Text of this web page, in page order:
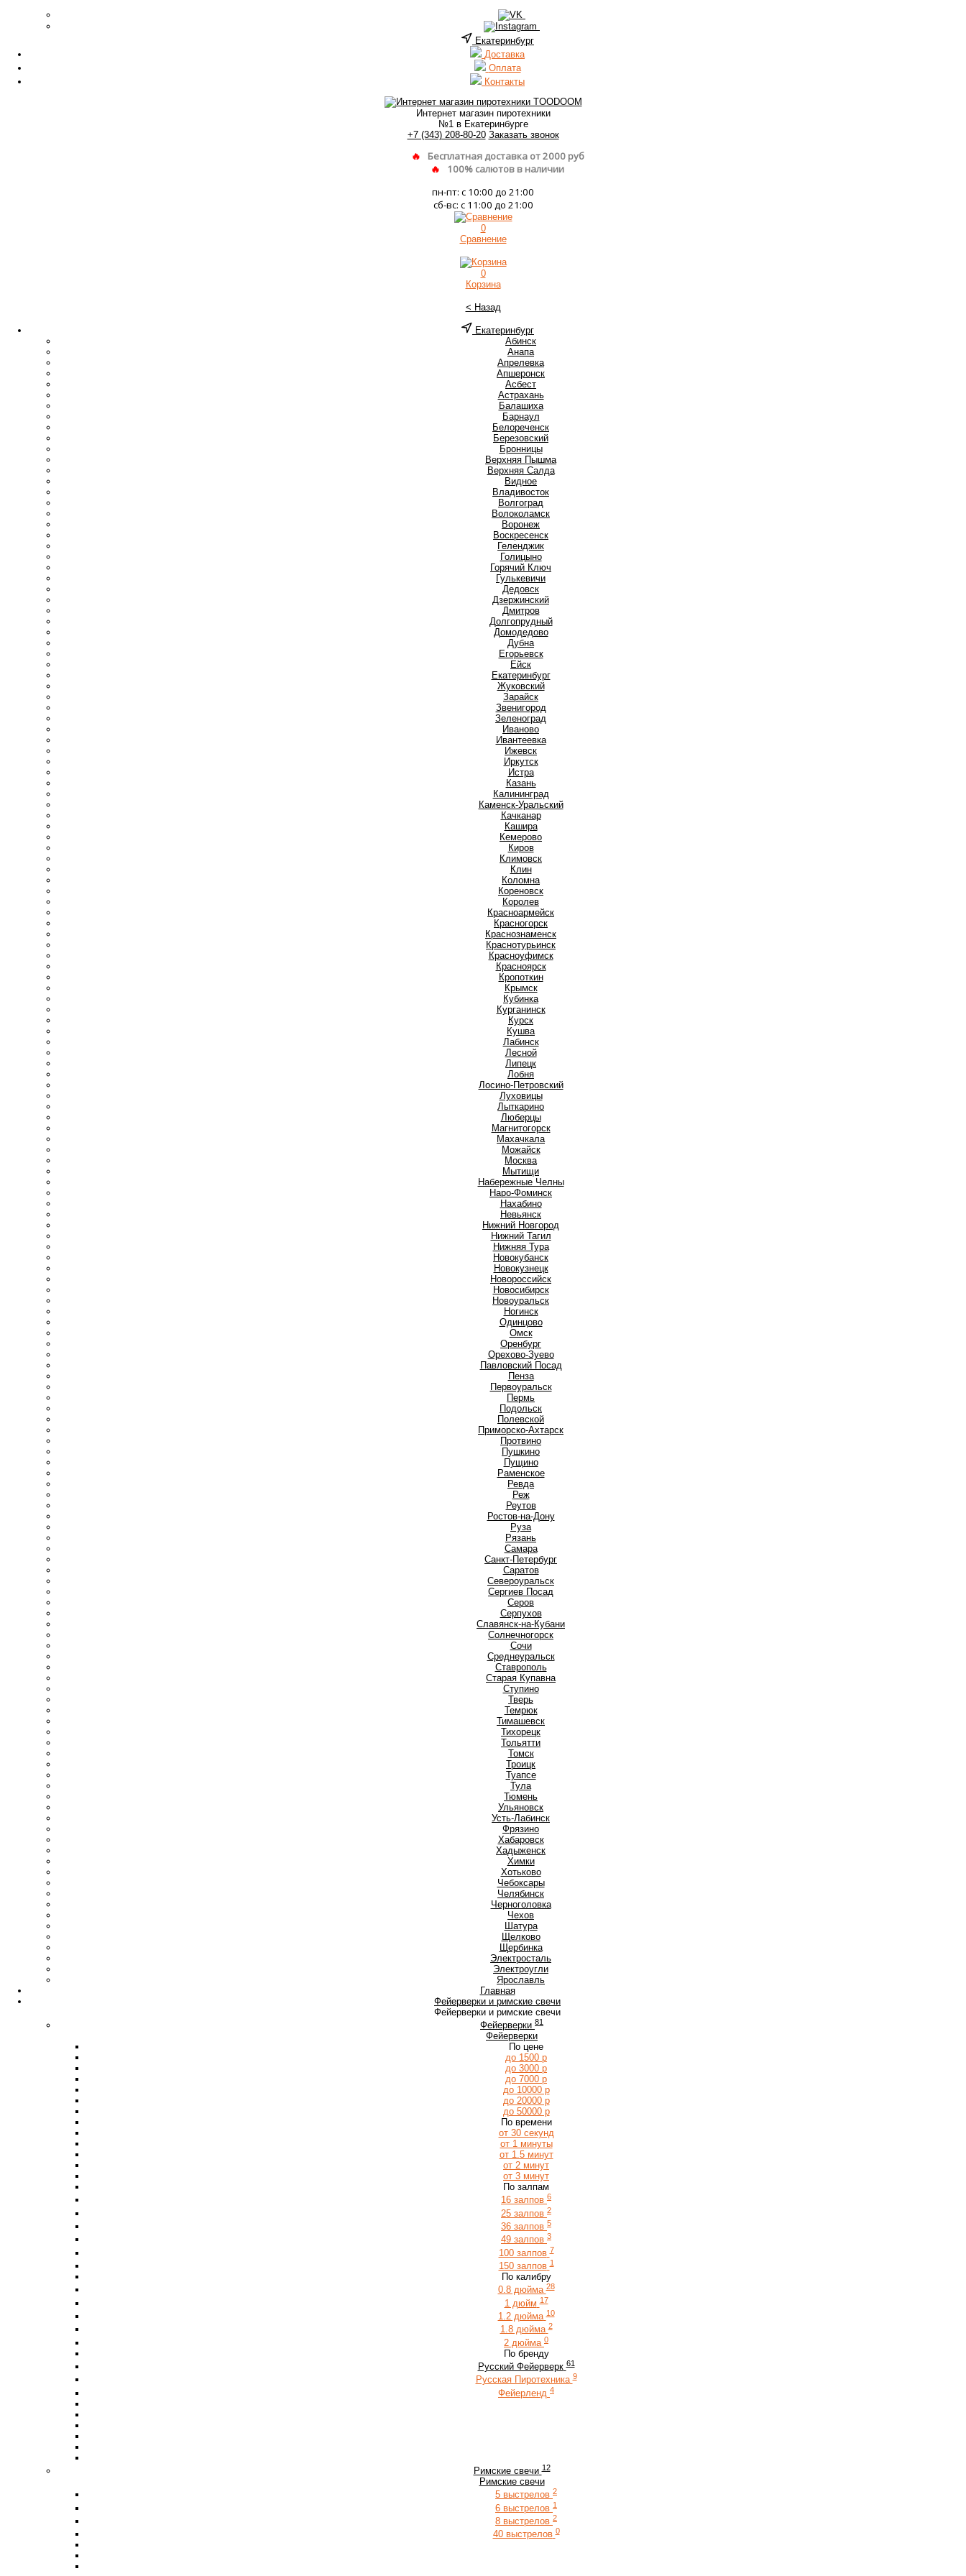
Екатеринбург
Доставка
Оплата
Контакты
Интернет магазин пиротехники
№1 в Екатеринбурге
+7 (343) 208-80-20 Заказать звонок
Бесплатная доставка от 2000 руб
100% салютов в наличии
пн-пт: с 10:00 до 21:00
сб-вс: с 11:00 до 21:00
0
Сравнение
0
Корзина
< Назад
Екатеринбург
Абинск
Анапа
Апрелевка
Апшеронск
Асбест
Астрахань
Балашиха
Барнаул
Белореченск
Березовский
Бронницы
Верхняя Пышма
Верхняя Салда
Видное
Владивосток
Волгоград
Волоколамск
Воронеж
Воскресенск
Геленджик
Голицыно
Горячий Ключ
Гулькевичи
Дедовск
Дзержинский
Дмитров
Долгопрудный
Домодедово
Дубна
Егорьевск
Ейск
Екатеринбург
Жуковский
Зарайск
Звенигород
Зеленоград
Иваново
Ивантеевка
Ижевск
Иркутск
Истра
Казань
Калининград
Каменск-Уральский
Качканар
Кашира
Кемерово
Киров
Климовск
Клин
Коломна
Кореновск
Королев
Красноармейск
Красногорск
Краснознаменск
Краснотурьинск
Красноуфимск
Красноярск
Кропоткин
Крымск
Кубинка
Курганинск
Курск
Кушва
Лабинск
Лесной
Липецк
Лобня
Лосино-Петровский
Луховицы
Лыткарино
Люберцы
Магнитогорск
Махачкала
Можайск
Москва
Мытищи
Набережные Челны
Наро-Фоминск
Нахабино
Невьянск
Нижний Новгород
Нижний Тагил
Нижняя Тура
Новокубанск
Новокузнецк
Новороссийск
Новосибирск
Новоуральск
Ногинск
Одинцово
Омск
Оренбург
Орехово-Зуево
Павловский Посад
Пенза
Первоуральск
Пермь
Подольск
Полевской
Приморско-Ахтарск
Протвино
Пушкино
Пущино
Раменское
Ревда
Реж
Реутов
Ростов-на-Дону
Руза
Рязань
Самара
Санкт-Петербург
Саратов
Североуральск
Сергиев Посад
Серов
Серпухов
Славянск-на-Кубани
Солнечногорск
Сочи
Среднеуральск
Ставрополь
Старая Купавна
Ступино
Тверь
Темрюк
Тимашевск
Тихорецк
Тольятти
Томск
Троицк
Туапсе
Тула
Тюмень
Ульяновск
Усть-Лабинск
Фрязино
Хабаровск
Хадыженск
Химки
Хотьково
Чебоксары
Челябинск
Черноголовка
Чехов
Шатура
Щелково
Щербинка
Электросталь
Электроугли
Ярославль
Главная
Фейерверки и римские свечи
Фейерверки и римские свечи
Фейерверки 81
Фейерверки
По цене
до 1500 р
до 3000 р
до 7000 р
до 10000 р
до 20000 р
до 50000 р
По времени
от 30 секунд
от 1 минуты
от 1.5 минут
от 2 минут
от 3 минут
По залпам
16 залпов 6
25 залпов 2
36 залпов 5
49 залпов 3
100 залпов 7
150 залпов 1
По калибру
0.8 дюйма 28
1 дюйм 17
1.2 дюйма 10
1.8 дюйма 2
2 дюйма 0
По бренду
Русский Фейерверк 61
Русская Пиротехника 9
Фейерленд 4
Римские свечи 12
Римские свечи
5 выстрелов 2
6 выстрелов 1
8 выстрелов 2
40 выстрелов 0